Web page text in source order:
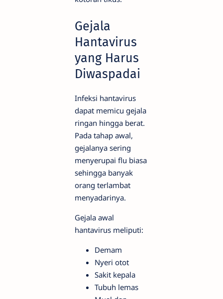
Gejala
Hantavirus
yang Harus
Diwaspadai
Infeksi hantavirus
dapat memicu gejala
ringan hingga berat.
Pada tahap awal,
gejalanya sering
menyerupai flu biasa
sehingga banyak
orang terlambat
menyadarinya.
Gejala awal
hantavirus meliputi:
Demam
Nyeri otot
Sakit kepala
Tubuh lemas